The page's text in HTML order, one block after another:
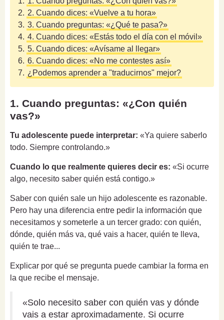
2. 2. Cuando dices: «Vuelve a tu hora»
3. 3. Cuando preguntas: «¿Qué te pasa?»
4. 4. Cuando dices: «Estás todo el día con el móvil»
5. 5. Cuando dices: «Avísame al llegar»
6. 6. Cuando dices: «No me contestes así»
7. ¿Podemos aprender a "traducirnos" mejor?
1. Cuando preguntas: «¿Con quién
vas?»
Tu adolescente puede interpretar: «Ya quiere saberlo
todo. Siempre controlando.»
Cuando lo que realmente quieres decir es: «Si ocurre
algo, necesito saber quién está contigo.»
Saber con quién sale un hijo adolescente es razonable.
Pero hay una diferencia entre pedir la información que
necesitamos y someterle a un tercer grado: con quién,
dónde, quién más va, qué vais a hacer, quién te lleva,
quién te trae...
Explicar por qué se pregunta puede cambiar la forma en
la que recibe el mensaje.
«Solo necesito saber con quién vas y dónde
vais a estar aproximadamente. Si ocurre